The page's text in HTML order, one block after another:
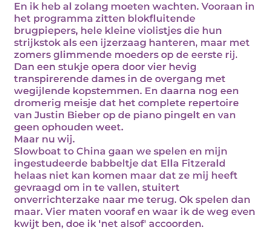
En ik heb al zolang moeten wachten. Vooraan in
het programma zitten blokfluitende
brugpiepers, hele kleine violistjes die hun
strijkstok als een ijzerzaag hanteren, maar met
zomers glimmende moeders op de eerste rij.
Dan een stukje opera door vier hevig
transpirerende dames in de overgang met
wegijlende kopstemmen. En daarna nog een
dromerig meisje dat het complete repertoire
van Justin Bieber op de piano pingelt en van
geen ophouden weet.
Maar nu wij.
Slowboat to China gaan we spelen en mijn
ingestudeerde babbeltje dat Ella Fitzerald
helaas niet kan komen maar dat ze mij heeft
gevraagd om in te vallen, stuitert
onverrichterzake naar me terug. Ok spelen dan
maar. Vier maten vooraf en waar ik de weg even
kwijt ben, doe ik 'net alsof' accoorden.